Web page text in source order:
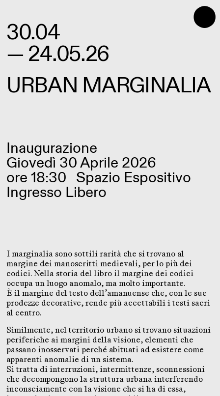
⬤
30.04
— 24.05.26
URBAN MARGINALIA
Inaugurazione
Giovedì 30 Aprile 2026
ore 18:30 Spazio Espositivo
Ingresso Libero
I marginalia sono sottili rarità che si trovano al
margine dei manoscritti medievali, per lo più dei
codici. Nella storia del libro il margine dei codici
occupa un luogo anomalo, ma molto importante.
È il margine del testo dell’amanuense che, con le sue
prodezze decorative, rende più accettabili i testi sacri
al centro.
Similmente, nel territorio urbano si trovano situazioni
periferiche ai margini della visione, elementi che
passano inosservati perché abituati ad esistere come
apparenti anomalie di un sistema.
Si tratta di interruzioni, intermittenze, sconnessioni
che decompongono la struttura urbana interferendo
inconsciamente con la visione che si ha di essa,